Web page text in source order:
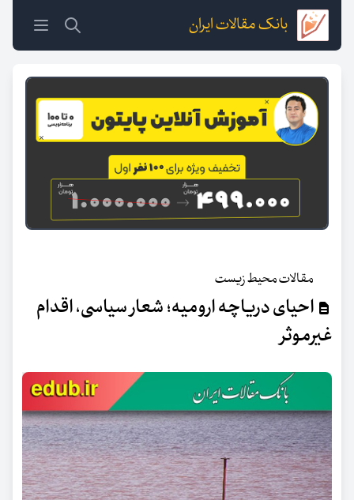
بانک مقالات ایران
مقالات محیط زیست
احیای دریاچه ارومیه؛ شعار سیاسی، اقدام
غیرموثر